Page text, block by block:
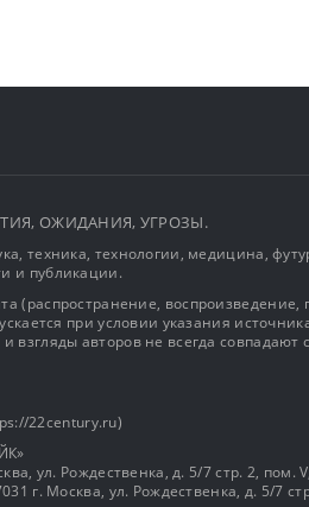
ОЖИДАНИЯ, УГРОЗЫ.
техника, технологии, медицина,
и публикации.
(распространение, воспроизведение,
при условии указания
взгляды авторов не всегда совпадают
22century.ru)
ул. Рождественка, д. 5/7 стр. 2, пом.
г. Москва, ул. Рождественка, д. 5/7